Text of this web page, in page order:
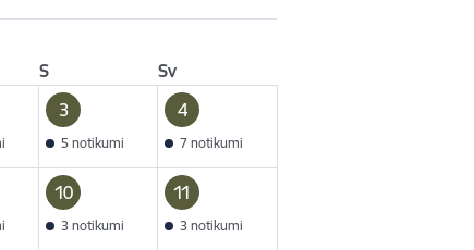
S
Sv
3
5 notikumi
4
7 notikumi
10
3 notikumi
11
3 notikumi